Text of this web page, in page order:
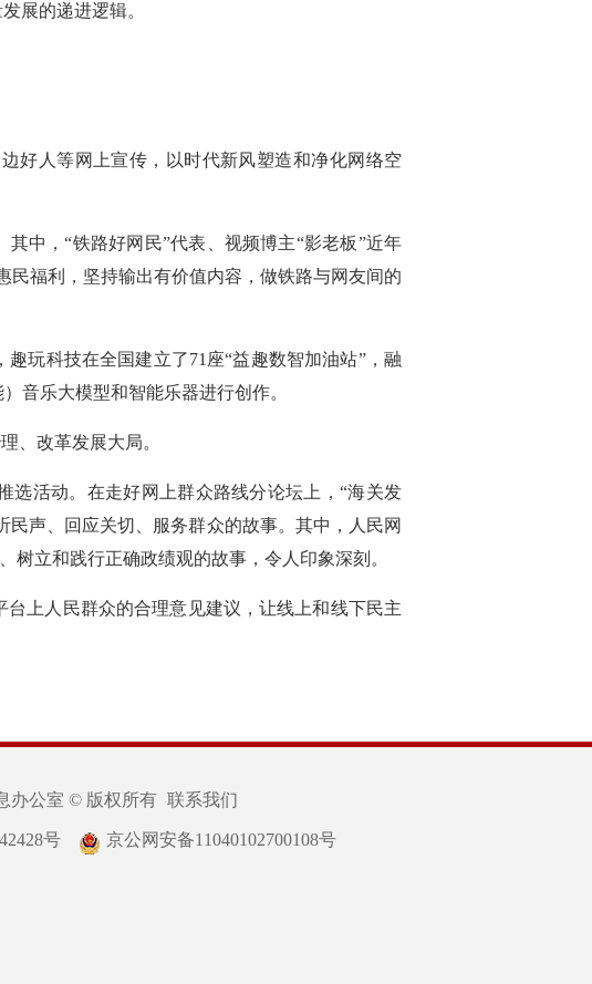
展的递进逻辑。
好人等网上宣传，以时代新风塑造和净化网络空
中，“铁路好网民”代表、视频博主“影老板”近年
民福利，坚持输出有价值内容，做铁路与网友间的
玩科技在全国建立了71座“益趣数智加油站”，融
音乐大模型和智能乐器进行创作。
、改革发展大局。
选活动。在走好网上群众路线分论坛上，“海关发
民声、回应关切、服务群众的故事。其中，人民网
树立和践行正确政绩观的故事，令人印象深刻。
上人民群众的合理意见建议，让线上和线下民主
办公室 © 版权所有 联系我们
号 京公网安备11040102700108号